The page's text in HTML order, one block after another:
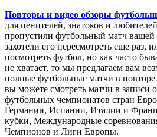
Повторы и видео обзоры
для ценителей, знатоков и
пропустили футбольный матч
захотели его пересмотреть еще раз,
посмотреть футбол, но как часто
не хватает, то мы предлагаем вам
полные футбольные матчи в
вы можете смотреть матчи в записи
футбольных чемпионатов стран
Германии, Испании, Италии и
кубки, Международные
Чемпионов и Лиги Европы.